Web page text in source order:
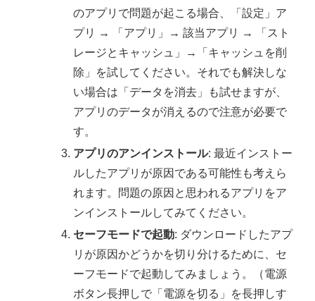
のアプリで問題が起こる場合、「設定」ア
プリ → 「アプリ」→ 該当アプリ → 「スト
レージとキャッシュ」→「キャッシュを削
除」を試してください。それでも解決しな
い場合は「データを消去」も試せますが、
アプリのデータが消えるので注意が必要で
す。
アプリのアンインストール: 最近インストー
ルしたアプリが原因である可能性も考えら
れます。問題の原因と思われるアプリをア
ンインストールしてみてください。
セーフモードで起動: ダウンロードしたアプ
リが原因かどうかを切り分けるために、セ
ーフモードで起動してみましょう。（電源
ボタン長押しで「電源を切る」を長押しす